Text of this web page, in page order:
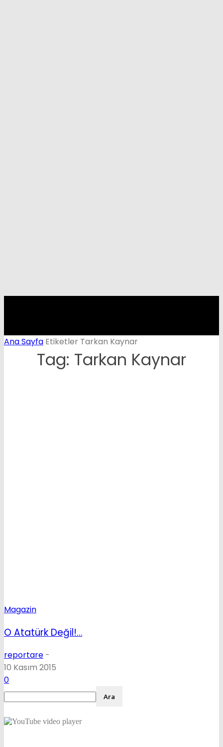
Ana Sayfa Etiketler Tarkan Kaynar
Tag: Tarkan Kaynar
Magazin
O Atatürk Değil!…
reportare -
10 Kasım 2015
0